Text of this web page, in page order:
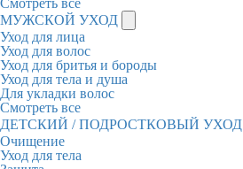
Смотреть все
МУЖСКОЙ УХОД
Уход для лица
Уход для волос
Уход для бритья и бороды
Уход для тела и душа
Для укладки волос
Смотреть все
ДЕТСКИЙ / ПОДРОСТКОВЫЙ УХОД
Очищение
Уход для тела